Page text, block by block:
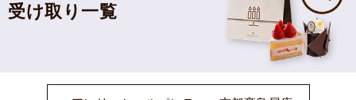
受け取り一覧